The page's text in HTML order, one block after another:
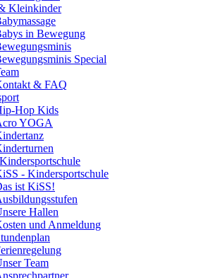
Kleinkinder
in Bewegung
Special
& FAQ
Hop Kids
YOGA
- Kindersportschule
ist KiSS!
Hallen
und Anmeldung
Team